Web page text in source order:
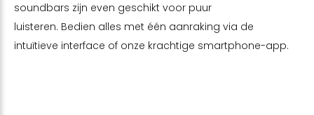
soundbars zijn even geschikt voor puur
luisteren. Bedien alles met één aanraking via de
intuïtieve interface of onze krachtige smartphone-app.